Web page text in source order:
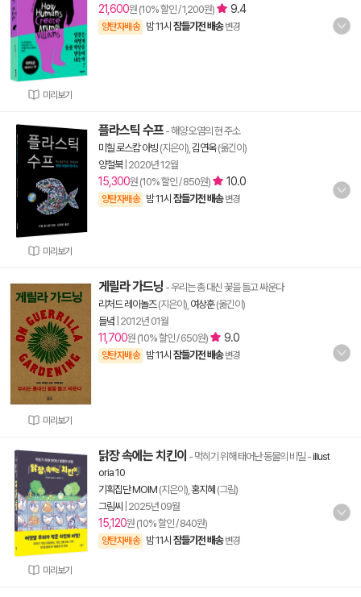
미리보기
21,600원 (10% 할인 / 1,200원) 9.4
양탄자배송 밤 11시 잠들기전 배송 변경
미리보기
플라스틱 수프 - 해양 오염의 현 주소
미힐 로스캄 아빙 (지은이), 김연옥(옮긴이)
양철북| 2020년 12월
15,300원 (10% 할인 / 850원) 10.0
양탄자배송 밤 11시 잠들기전 배송 변경
미리보기
게릴라 가드닝 - 우리는 총 대신 꽃을 들고 싸운다
리처드 레이놀즈(지은이), 여상훈(옮긴이)
들녘 2012년 01월
11,700원 (10% 할인 / 650원) 9.0
양탄자배송 밤 11시 잠들기전 배송 변경
미리보기
닭장 속에는 치킨이 - 먹히기 위해 태어난 동물의 비밀 -illust
oria 10
기획집단 MOIM (지은이), 홍지혜 (그림)
그림씨
2025년 09월
15,120원 (10% 할인 / 840원)
양탄자배송 밤 11시 잠들기전 배송 변경